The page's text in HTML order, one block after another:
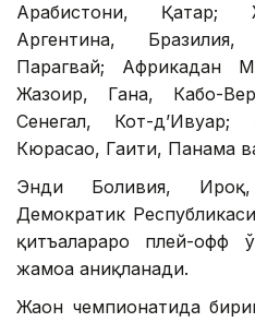
Арабистони, Қатар;
Аргентина,
Парагвай; Африкадан
Жазоир, Гана, Кабо-
Сенегал, Кот-
Кюрасао, Гаити, Панама
Энди Боливия,
Демократик
қитъалараро плей-офф
жамоа аниқланади.
Жаҳон чемпионатида